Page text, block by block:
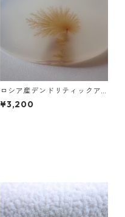
ロシア産デンドリティックア
ゲート ラウンドスライスルー
ス 52.3ct 27.5mm*39.8mm*
¥3,200